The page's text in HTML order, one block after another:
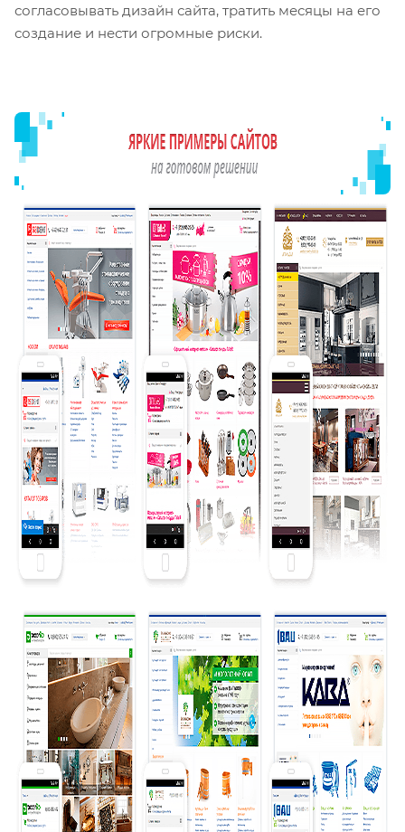
согласовывать дизайн сайта, тратить месяцы на его
создание и нести огромные риски.